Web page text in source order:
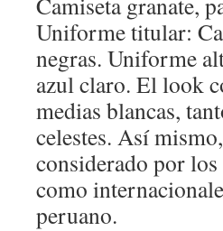
Uniforme titular:
negras. Uniforme
azul claro. El look
medias blancas,
celestes. Así
considerado por
como
peruano.